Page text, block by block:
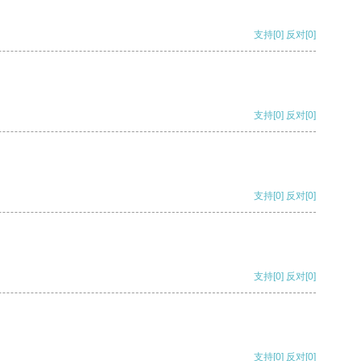
支持[0] 反对[0]
支持[0] 反对[0]
支持[0] 反对[0]
支持[0] 反对[0]
支持[0] 反对[0]